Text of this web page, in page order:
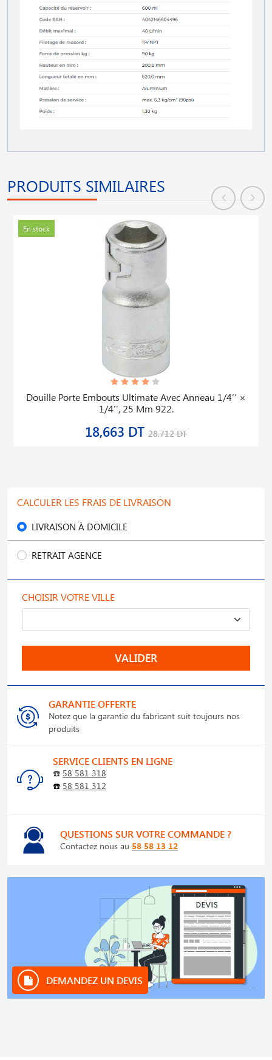
PRODUITS SIMILAIRES
En stock
Douille Porte Embouts Ultimate Avec Anneau 1/4′′ ×
1/4′′, 25 Mm 922.
18,663 DT 28,712 DT
CALCULER LES FRAIS DE LIVRAISON
LIVRAISON À DOMICILE
RETRAIT AGENCE
CHOISIR VOTRE VILLE
VALIDER
GARANTIE OFFERTE
Notez que la garantie du fabricant suit toujours nos
produits
SERVICE CLIENTS EN LIGNE
☎️ 58 581 318
☎️ 58 581 312
QUESTIONS SUR VOTRE COMMANDE ?
Contactez nous au 58 58 13 12
DEMANDEZ UN DEVIS